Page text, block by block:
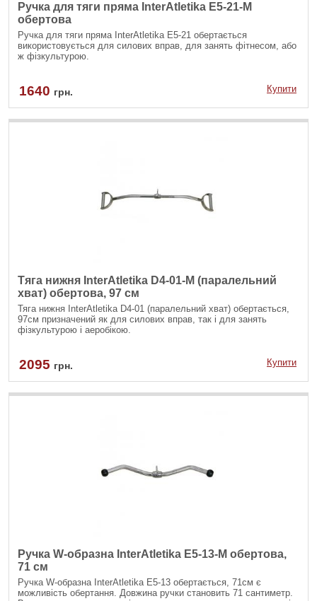
Ручка для тяги пряма InterAtletika E5-21-M
обертова
Ручка для тяги пряма InterAtletika Е5-21 обертається
використовується для силових вправ, для занять фітнесом, або
ж фізкультурою.
1640 грн. Купити
Тяга нижня InterAtletika D4-01-M (паралельний
хват) обертова, 97 см
Тяга нижня InterAtletika D4-01 (паралельний хват) обертається,
97см призначений як для силових вправ, так і для занять
фізкультурою і аеробікою.
2095 грн. Купити
Ручка W-образна InterAtletika E5-13-M обертова,
71 см
Ручка W-образна InterAtletika Е5-13 обертається, 71см є
можливість обертання. Довжина ручки становить 71 сантиметр.